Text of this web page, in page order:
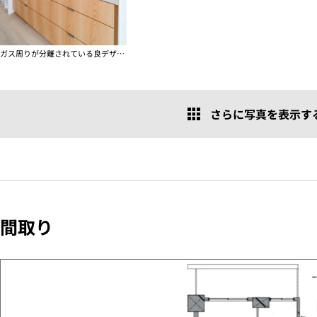
ガス周りが分離されている良デザイン
さらに写真を表示す
間取り